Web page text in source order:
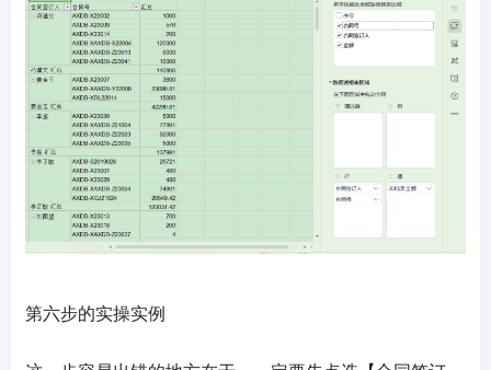
第六步的实操实例